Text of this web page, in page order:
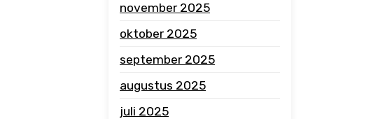
november 2025
oktober 2025
september 2025
augustus 2025
juli 2025